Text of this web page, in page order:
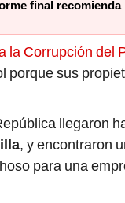
final
la Corrupción del
porque sus
llegaron
, y encontraron
para una